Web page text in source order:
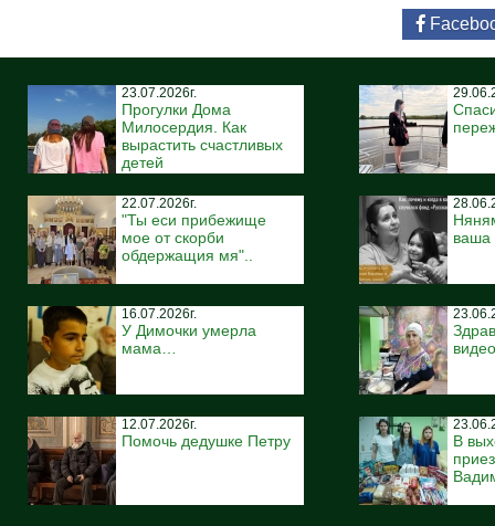
23.07.2026г.
Прогулки Дома
Милосердия. Как
вырастить счастливых
детей
22.07.2026г.
"Ты еси прибежище
мое от скорби
обдержащия мя"..
16.07.2026г.
У Димочки умерла
мама…
12.07.2026г.
Помочь дедушке Петру
В